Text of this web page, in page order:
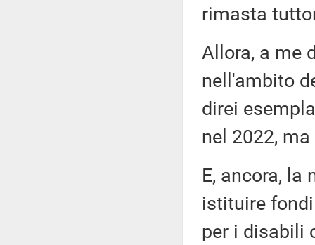
rimasta
Allora, a me
nell'ambito
direi
nel 2022,
E, ancora, la
istituire
per i disabili